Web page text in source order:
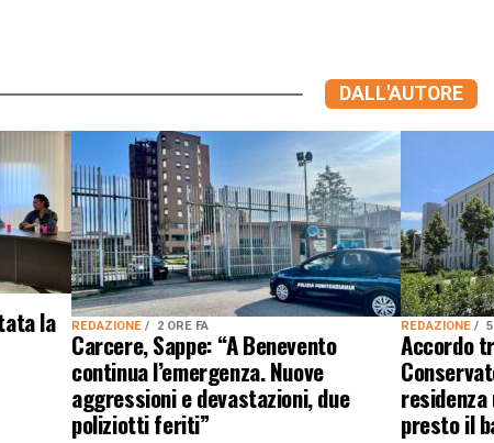
DALL'AUTORE
la REDAZIONE 2 ORE FA
Carcere, Sappe: “A Benevento
continua l’emergenza. Nuove
aggressioni e devastazioni, due
poliziotti feriti”
REDAZIONE
Accordo
presto il